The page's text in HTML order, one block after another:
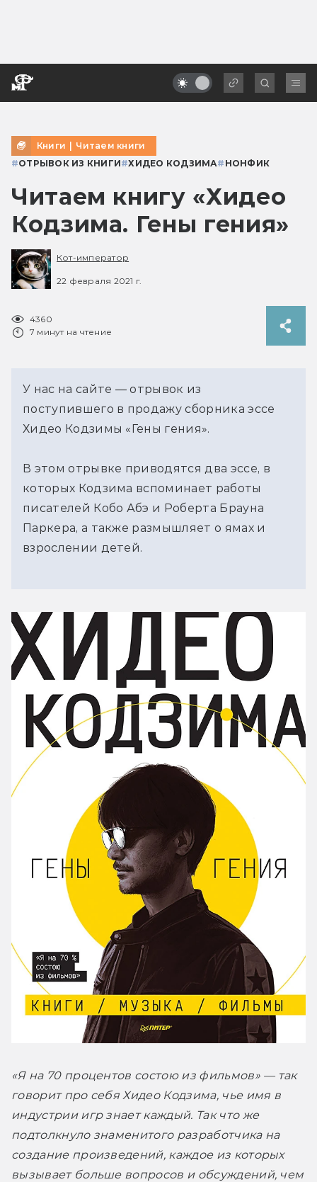
Книги | Читаем книги
#ОТРЫВОК ИЗ КНИГИ#ХИДЕО КОДЗИМА# НОНФИК
Читаем книгу «Хидео
Кодзима. Гены гения»
Кот-император
22 февраля 2021 г.
4360
7 минут на чтение
У нас на сайте — отрывок из
поступившего в продажу сборника эссе
Хидео Кодзимы «Гены гения».
В этом отрывке приводятся два эссе, в
которых Кодзима вспоминает работы
писателей Кобо Абэ и Роберта Брауна
Паркера, а также размышляет о ямах и
взрослении детей.
«Я на 70 процентов состою из фильмов» — так
говорит про себя Хидео Кодзима, чье имя в
индустрии игр знает каждый. Так что же
подтолкнуло знаменитого разработчика на
создание произведений, каждое из которых
вызывает больше вопросов и обсуждений, чем